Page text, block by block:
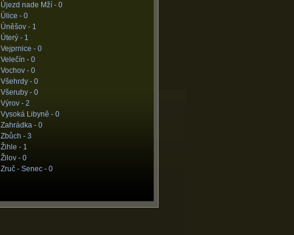
Újezd nade Mží - 0
Úlice - 0
Úněšov - 1
Úterý - 1
Vejprnice - 0
Velečín - 0
Vochov - 0
Všehrdy - 0
Všeruby - 0
Výrov - 2
Vysoká Libyně - 0
Zahrádka - 0
Zbůch - 3
Žihle - 1
Žilov - 0
Zruč - Senec - 0